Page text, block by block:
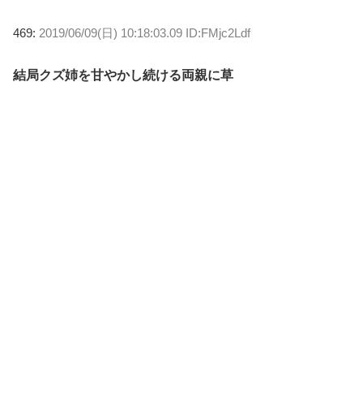
469: 2019/06/09(日) 10:18:03.09 ID:FMjc2Ldf
結局クズ姉を甘やかし続ける両親に草